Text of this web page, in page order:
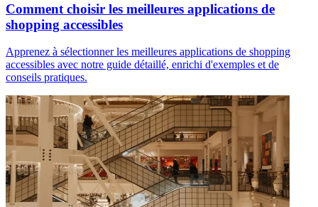
Comment choisir les meilleures applications de
shopping accessibles
Apprenez à sélectionner les meilleures applications de shopping
accessibles avec notre guide détaillé, enrichi d'exemples et de
conseils pratiques.